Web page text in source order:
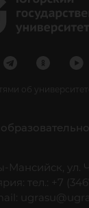
об
Мансийск, ул.
тел.: +7